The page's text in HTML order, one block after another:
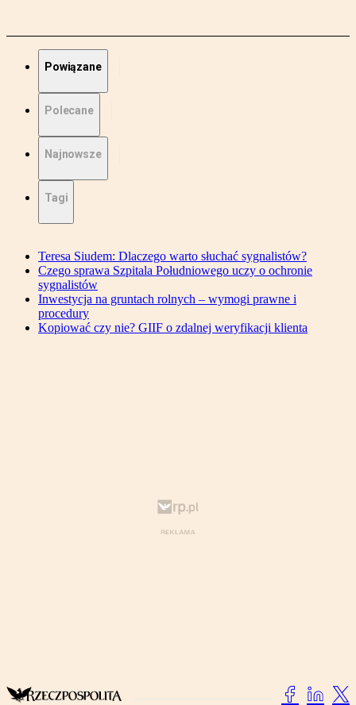
Powiązane
Polecane
Najnowsze
Tagi
Teresa Siudem: Dlaczego warto słuchać sygnalistów?
Czego sprawa Szpitala Południowego uczy o ochronie
sygnalistów
Inwestycja na gruntach rolnych – wymogi prawne i
procedury
Kopiować czy nie? GIIF o zdalnej weryfikacji klienta